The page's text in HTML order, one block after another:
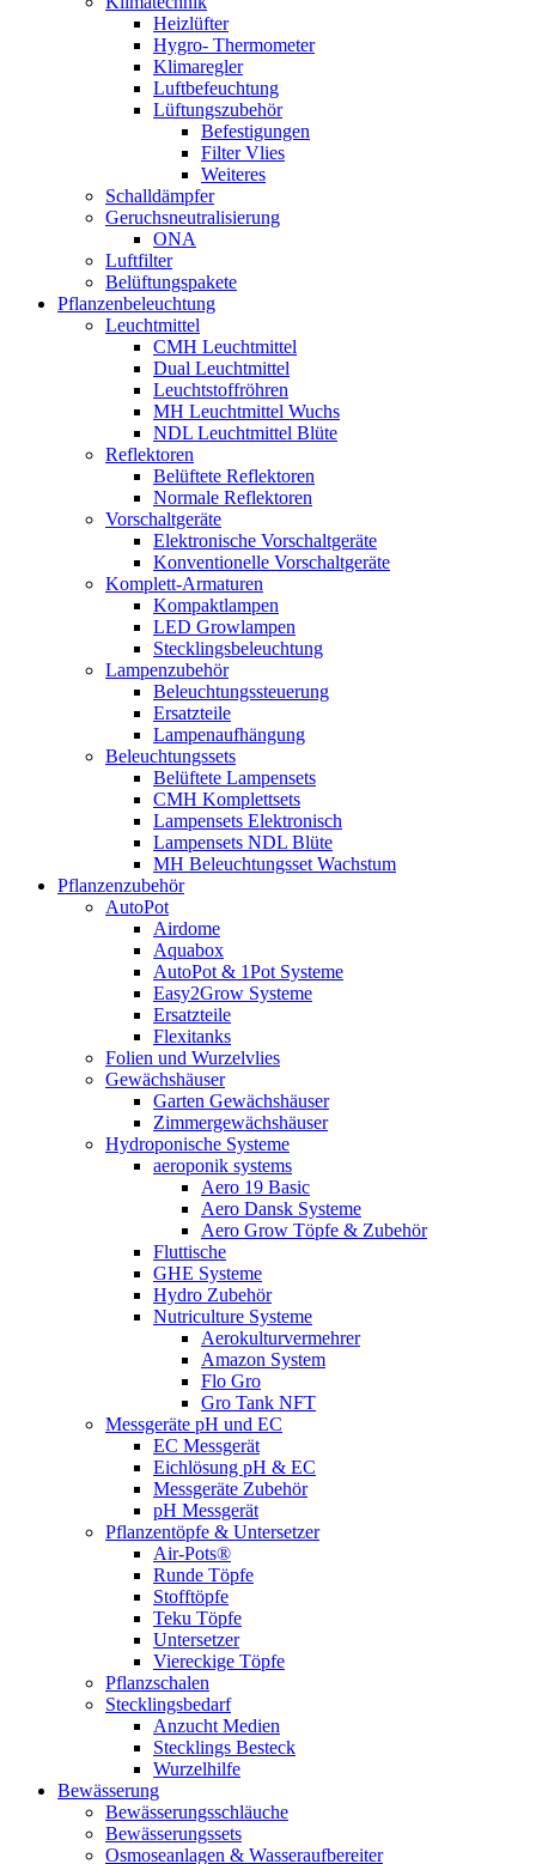
Heizlüfter
Hygro- Thermometer
Klimaregler
Luftbefeuchtung
Lüftungszubehör
Befestigungen
Filter Vlies
Weiteres
Schalldämpfer
Geruchsneutralisierung
ONA
Luftfilter
Belüftungspakete
Pflanzenbeleuchtung
Leuchtmittel
CMH Leuchtmittel
Dual Leuchtmittel
Leuchtstoffröhren
MH Leuchtmittel Wuchs
NDL Leuchtmittel Blüte
Reflektoren
Belüftete Reflektoren
Normale Reflektoren
Vorschaltgeräte
Elektronische Vorschaltgeräte
Konventionelle Vorschaltgeräte
Komplett-Armaturen
Kompaktlampen
LED Growlampen
Stecklingsbeleuchtung
Lampenzubehör
Beleuchtungssteuerung
Ersatzteile
Lampenaufhängung
Beleuchtungssets
Belüftete Lampensets
CMH Komplettsets
Lampensets Elektronisch
Lampensets NDL Blüte
MH Beleuchtungsset Wachstum
Pflanzenzubehör
AutoPot
Airdome
Aquabox
AutoPot & 1Pot Systeme
Easy2Grow Systeme
Ersatzteile
Flexitanks
Folien und Wurzelvlies
Gewächshäuser
Garten Gewächshäuser
Zimmergewächshäuser
Hydroponische Systeme
aeroponik systems
Aero 19 Basic
Aero Dansk Systeme
Aero Grow Töpfe & Zubehör
Fluttische
GHE Systeme
Hydro Zubehör
Nutriculture Systeme
Aerokulturvermehrer
Amazon System
Flo Gro
Gro Tank NFT
Messgeräte pH und EC
EC Messgerät
Eichlösung pH & EC
Messgeräte Zubehör
pH Messgerät
Pflanzentöpfe & Untersetzer
Air-Pots®
Runde Töpfe
Stofftöpfe
Teku Töpfe
Untersetzer
Viereckige Töpfe
Pflanzschalen
Stecklingsbedarf
Anzucht Medien
Stecklings Besteck
Wurzelhilfe
Bewässerung
Bewässerungsschläuche
Bewässerungssets
Osmoseanlagen & Wasseraufbereiter